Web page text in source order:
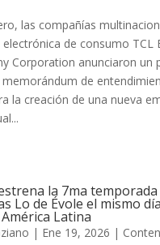
las compañías
de consumo TCL
Corporation anunciaron un
memorándum de
la creación de una nueva
la 7ma temporada
Lo de Évole el mismo
Latina
| Ene 19, 2026 |